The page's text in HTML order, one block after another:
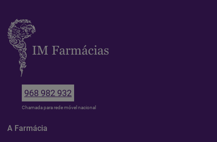
968 982 932
Chamada para rede móvel nacional
A Farmácia